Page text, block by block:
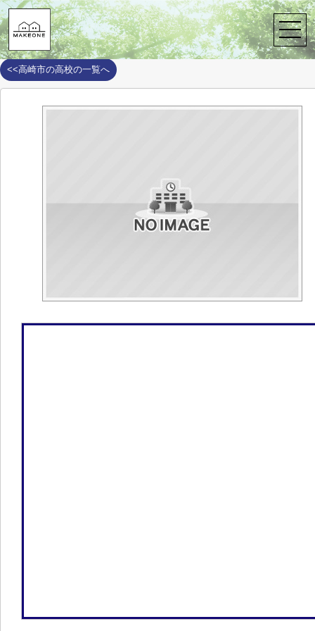
株式会社メイクワン > 周辺施設案内 > 高崎市 > 高崎市の高校 > 群
群馬県立高崎女子高等学校
<<高崎市の高校の一覧へ